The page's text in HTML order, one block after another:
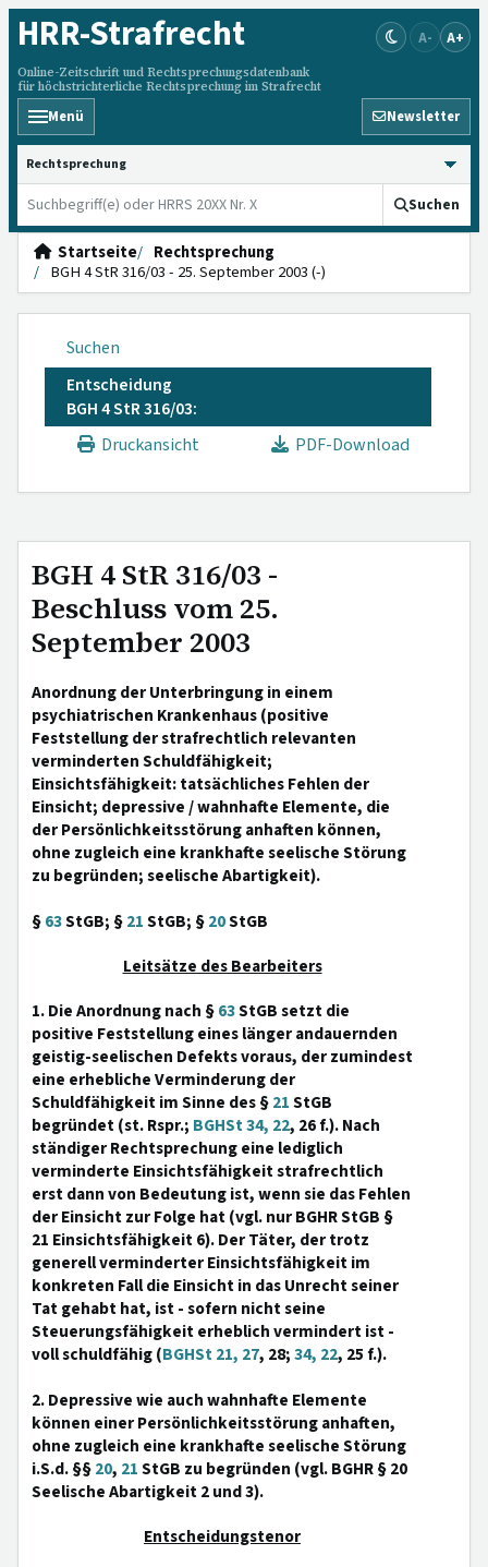
HRR-Strafrecht
Online-Zeitschrift und Rechtsprechungsdatenbank
für höchstrichterliche Rechtsprechung im Strafrecht
A- A+
Menü Newsletter
HRRS durchsuchen
Suchen
Startseite
Rechtsprechung
BGH 4 StR 316/03 - 25. September 2003 (-)
Suchen
Entscheidung
BGH 4 StR 316/03:
Druckansicht
PDF-Download
BGH 4 StR 316/03 -
Beschluss vom 25.
September 2003
Anordnung der Unterbringung in einem
psychiatrischen Krankenhaus (positive
Feststellung der strafrechtlich relevanten
verminderten Schuldfähigkeit;
Einsichtsfähigkeit: tatsächliches Fehlen der
Einsicht; depressive / wahnhafte Elemente, die
der Persönlichkeitsstörung anhaften können,
ohne zugleich eine krankhafte seelische Störung
zu begründen; seelische Abartigkeit).
§63StGB; §21StGB; §20StGB
Leitsätze des Bearbeiters
1. Die Anordnung nach §63StGB setzt die
positive Feststellung eines länger andauernden
geistig-seelischen Defekts voraus, der zumindest
eine erhebliche Verminderung der
Schuldfähigkeit im Sinne des §21StGB
begründet (st. Rspr.; BGHSt 34, 22, 26 f.). Nach
ständiger Rechtsprechung eine lediglich
verminderte Einsichtsfähigkeit strafrechtlich
erst dann von Bedeutung ist, wenn sie das Fehlen
der Einsicht zur Folge hat (vgl. nur BGHR StGB §
21 Einsichtsfähigkeit 6). Der Täter, der trotz
generell verminderter Einsichtsfähigkeit im
konkreten Fall die Einsicht in das Unrecht seiner
Tat gehabt hat, ist - sofern nicht seine
Steuerungsfähigkeit erheblich vermindert ist -
voll schuldfähig (BGHSt 21, 27, 28;34, 22, 25 f.).
2. Depressive wie auch wahnhafte Elemente
können einer Persönlichkeitsstörung anhaften,
ohne zugleich eine krankhafte seelische Störung
i.S.d. §§20, 21StGB zu begründen (vgl. BGHR § 20
Seelische Abartigkeit 2 und 3).
Entscheidungstenor